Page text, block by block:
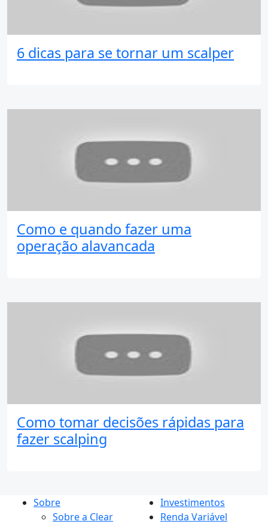
6 dicas para se tornar um scalper
Como e quando fazer uma
operação alavancada
Como tomar decisões rápidas para
fazer scalping
Sobre
Sobre a Clear
Investimentos
Renda Variável